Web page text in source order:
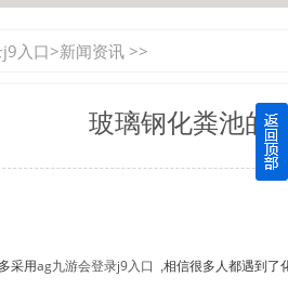
逐渐取代传统玻璃钢化粪池的这几点原因
池的这些基础知识你都记住了吗？
入口>新闻资讯 >>
玻璃钢化粪池的
采用ag九游会登录j9入口 ,相信很多人都遇到了